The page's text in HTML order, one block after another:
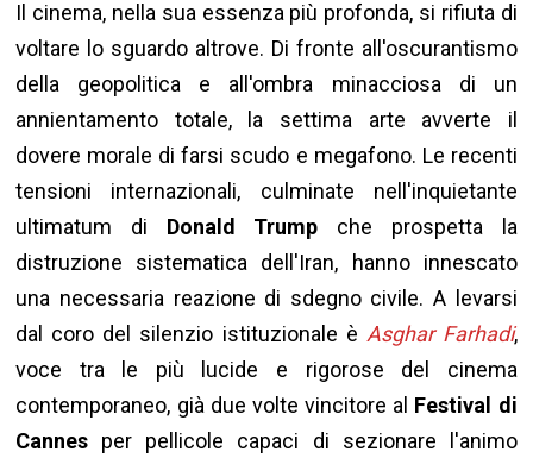
Il cinema, nella sua essenza più profonda, si rifiuta di
voltare lo sguardo altrove. Di fronte all'oscurantismo
della geopolitica e all'ombra minacciosa di un
annientamento totale, la settima arte avverte il
dovere morale di farsi scudo e megafono. Le recenti
tensioni internazionali, culminate nell'inquietante
ultimatum di Donald Trump che prospetta la
distruzione sistematica dell'Iran, hanno innescato
una necessaria reazione di sdegno civile. A levarsi
dal coro del silenzio istituzionale è Asghar Farhadi,
voce tra le più lucide e rigorose del cinema
contemporaneo, già due volte vincitore al Festival di
Cannes per pellicole capaci di sezionare l'animo